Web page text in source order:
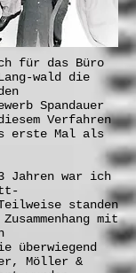
für das Büro
wald die
Spandauer
Verfahren
erste Mal als
Jahren war ich
standen
mit
überwiegend
Möller &